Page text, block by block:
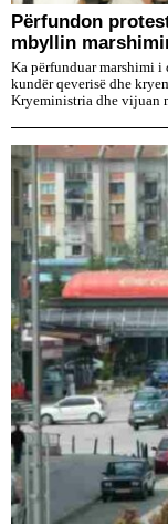
Përfundon
mbyllin
Ka përfunduar marshimi i
kundër qeverisë dhe
Kryeministria dhe vijuan